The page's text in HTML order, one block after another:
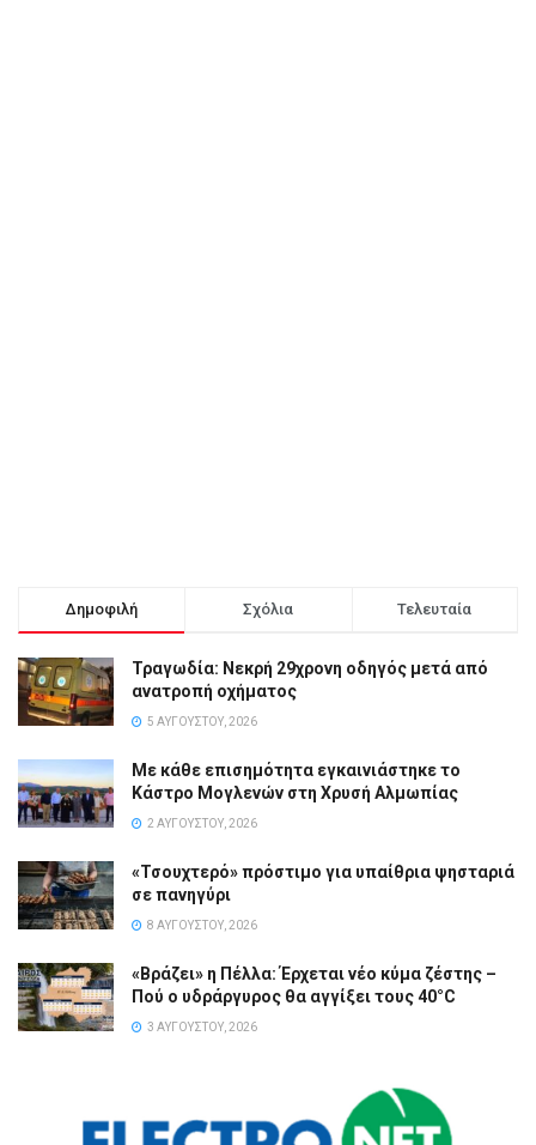
Δημοφιλή Σχόλια Τελευταία
Τραγωδία: Νεκρή 29χρονη οδηγός μετά από
ανατροπή οχήματος
5 ΑΥΓΟΎΣΤΟΥ, 2026
Με κάθε επισημότητα εγκαινιάστηκε το
Κάστρο Μογλενών στη Χρυσή Αλμωπίας
2 ΑΥΓΟΎΣΤΟΥ, 2026
«Τσουχτερό» πρόστιμο για υπαίθρια ψησταριά
σε πανηγύρι
8 ΑΥΓΟΎΣΤΟΥ, 2026
«Βράζει» η Πέλλα: Έρχεται νέο κύμα ζέστης –
Πού ο υδράργυρος θα αγγίξει τους 40°C
3 ΑΥΓΟΎΣΤΟΥ, 2026